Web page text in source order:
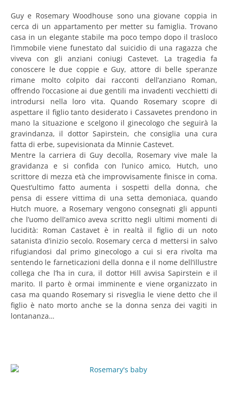
Guy e Rosemary Woodhouse sono una giovane coppia in
cerca di un appartamento per metter su famiglia. Trovano
casa in un elegante stabile ma poco tempo dopo il trasloco
l’immobile viene funestato dal suicidio di una ragazza che
viveva con gli anziani coniugi Castevet. La tragedia fa
conoscere le due coppie e Guy, attore di belle speranze
rimane molto colpito dai racconti dell’anziano Roman,
offrendo l’occasione ai due gentili ma invadenti vecchietti di
introdursi nella loro vita. Quando Rosemary scopre di
aspettare il figlio tanto desiderato i Cassavetes prendono in
mano la situazione e scelgono il ginecologo che seguirà la
gravindanza, il dottor Sapirstein, che consiglia una cura
fatta di erbe, supevisionata da Minnie Castevet.
Mentre la carriera di Guy decolla, Rosemary vive male la
gravidanza e si confida con l’unico amico, Hutch, uno
scrittore di mezza età che improvvisamente finisce in coma.
Quest’ultimo fatto aumenta i sospetti della donna, che
pensa di essere vittima di una setta demoniaca, quando
Hutch muore, a Rosemary vengono consegnati gli appunti
che l’uomo dell’amico aveva scritto negli ultimi momenti di
lucidità: Roman Castavet è in realtà il figlio di un noto
satanista d’inizio secolo. Rosemary cerca d mettersi in salvo
rifugiandosi dal primo ginecologo a cui si era rivolta ma
sentendo le farneticazioni della donna e il nome dell’illustre
collega che l’ha in cura, il dottor Hill avvisa Sapirstein e il
marito. Il parto è ormai imminente e viene organizzato in
casa ma quando Rosemary si risveglia le viene detto che il
figlio è nato morto anche se la donna senza dei vagiti in
lontananza…